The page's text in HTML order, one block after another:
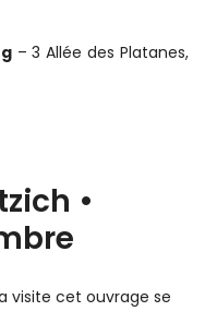
– 3 Allée des Platanes,
•
visite cet ouvrage se